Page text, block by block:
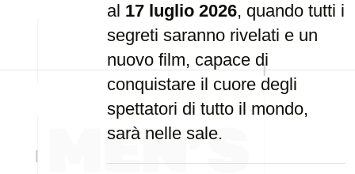
al 17 luglio 2026, quando tutti i
segreti saranno rivelati e un
nuovo film, capace di
conquistare il cuore degli
spettatori di tutto il mondo,
sarà nelle sale.